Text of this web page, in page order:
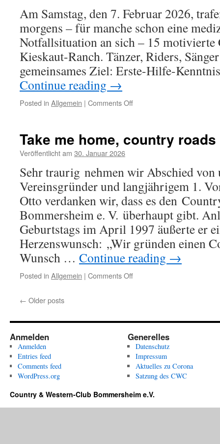
Gesang
und
Gemeinschaft
Am Samstag, den 7. Februar 2026,
morgens – für manche schon eine
Notfallsituation an sich – 15 motivierte
Kieskaut-Ranch. Tänzer, Riders,
gemeinsames Ziel: Erste-Hilfe-
Continue reading →
Posted in Allgemein | Comments Offon
Kartoffel-
–
Erste-
Hilfe-
Kurs
beim
CWC
Take me home, country roads
Veröffentlicht am 30. Januar 2026
Sehr traurig nehmen wir Abschied von
Vereinsgründer und langjährigem 1.
Otto verdanken wir, dass es den
Bommersheim e. V. überhaupt gibt.
Geburtstags im April 1997 äußerte er
Herzenswunsch: „Wir gründen einen
Wunsch … Continue reading →
Posted in Allgemein | Comments Offon
roads
← Older posts
Anmelden
Anmelden
Entries feed
Comments feed
WordPress.org
Generelles
Datenschutz
Impressum
Aktuelles zu Corona
Satzung des CWC
Country & Western-Club Bommersheim e.V.